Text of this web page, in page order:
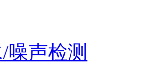
噪声检测